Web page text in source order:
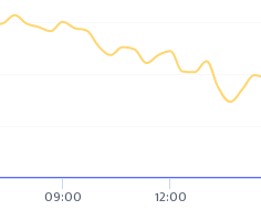
09:00 12:00